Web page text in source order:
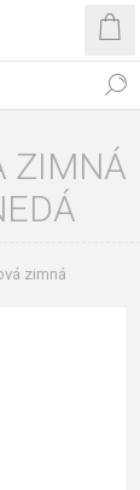
ZIMNÁ
zimná